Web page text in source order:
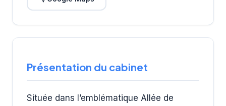
Présentation du cabinet
Située dans l’emblématique Allée de